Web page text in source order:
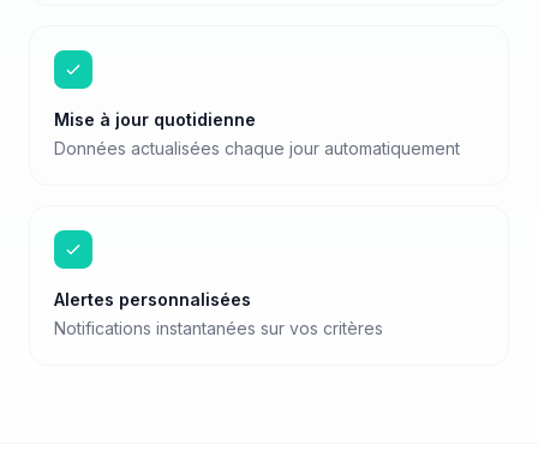
Mise à jour quotidienne
Données actualisées chaque jour automatiquement
Alertes personnalisées
Notifications instantanées sur vos critères